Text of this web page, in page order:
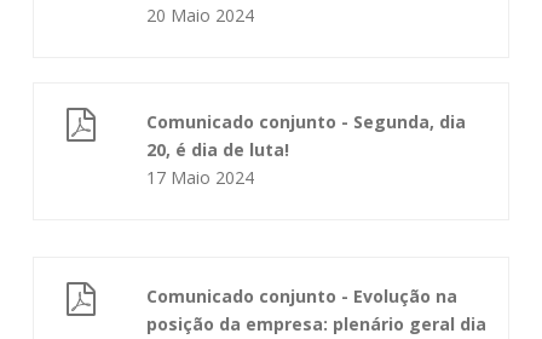
20 Maio 2024
Comunicado conjunto - Segunda, dia
20, é dia de luta!
17 Maio 2024
Comunicado conjunto - Evolução na
posição da empresa: plenário geral dia